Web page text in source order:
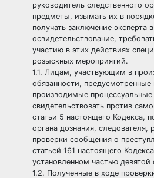
руководитель следственного
предметы, изымать их в
получать заключение
освидетельствование,
участию в этих действиях
розыскных мероприятий.
1.1. Лицам, участвующим в
обязанности,
производимые
свидетельствовать против
статьи 5 настоящего Кодекса,
органа дознания, следователя,
проверки сообщения о
статьей 161 настоящего
установленном частью
1.2. Полученные в ходе